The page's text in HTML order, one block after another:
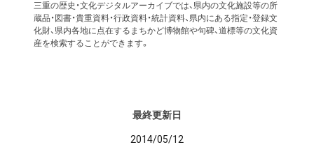
三重の歴史・文化デジタルアーカイブでは、県内の文化施設等の所
蔵品・図書・貴重資料・行政資料・統計資料、県内にある指定・登録文
化財、県内各地に点在するまちかど博物館や句碑、道標等の文化資
産を検索することができます。
最終更新日
2014/05/12